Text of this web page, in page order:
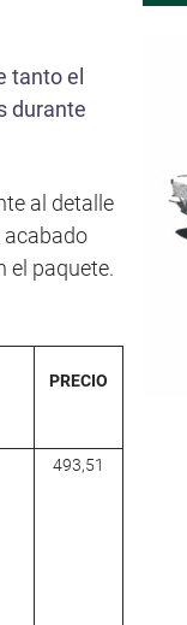
tanto el
durante
al detalle
acabado
el paquete.
PRECIO
493,51